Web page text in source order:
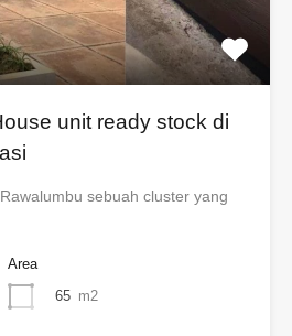
unit ready stock di
sebuah cluster yang
Area
65 m2